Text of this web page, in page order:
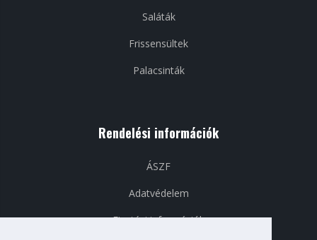
Saláták
Frissensültek
Palacsinták
Rendelési információk
ÁSZF
Adatvédelem
Fizetési információk